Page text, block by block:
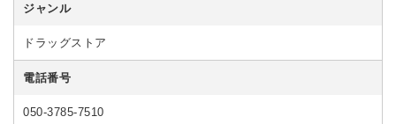
ジャンル
ドラッグストア
電話番号
050-3785-7510